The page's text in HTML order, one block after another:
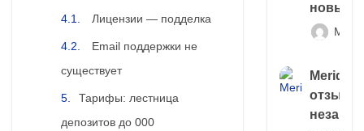
Лицензии — подделка
Email поддержки не
существует
Тарифы: лестница
депозитов до 000
новый